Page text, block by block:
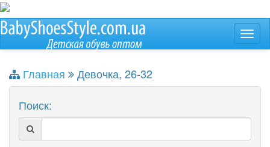
Главная
Девочка, 26-32
Поиск: